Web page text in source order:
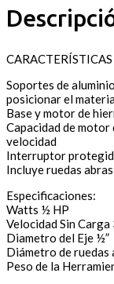
CARACTERÍSTICAS
Soportes de
posicionar el
Base y motor de
Capacidad de
velocidad
Interruptor
Incluye ruedas
Especificaciones:
Watts ½ HP
Velocidad Sin
Diametro del Eje ½”
Diámetro de ruedas
Peso de la